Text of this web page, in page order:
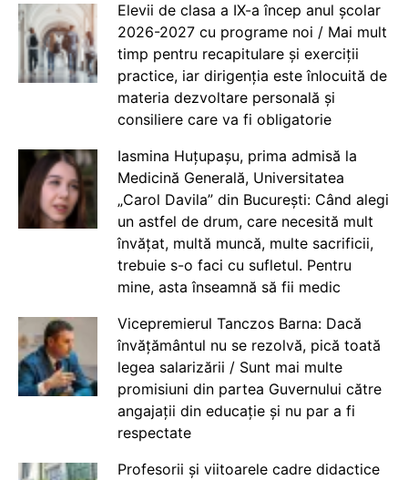
Elevii de clasa a IX-a încep anul școlar
2026-2027 cu programe noi / Mai mult
timp pentru recapitulare și exerciții
practice, iar dirigenția este înlocuită de
materia dezvoltare personală și
consiliere care va fi obligatorie
Iasmina Huțupașu, prima admisă la
Medicină Generală, Universitatea
„Carol Davila” din București: Când alegi
un astfel de drum, care necesită mult
învățat, multă muncă, multe sacrificii,
trebuie s-o faci cu sufletul. Pentru
mine, asta înseamnă să fii medic
Vicepremierul Tanczos Barna: Dacă
învățământul nu se rezolvă, pică toată
legea salarizării / Sunt mai multe
promisiuni din partea Guvernului către
angajații din educație și nu par a fi
respectate
Profesorii și viitoarele cadre didactice